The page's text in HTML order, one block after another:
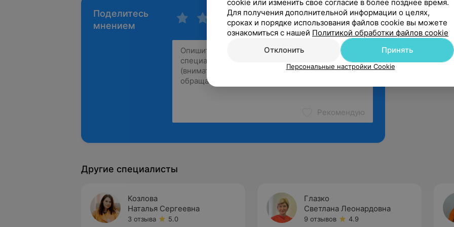
Поделитесь
мнением
Рекомендую
Другие специалисты
Козлова
Наталья Сергеевна
3 отзыва 5.0
Глазко
Светлана Леонардовна
9 отзывов 4.9
cookie или изменить свое согласие в более позднее время.
Для получения дополнительной информации о целях,
сроках и порядке использования файлов cookie вы можете
ознакомиться с нашей Политикой обработки файлов cookie
Отклонить
Принять
Персональные настройки Cookie